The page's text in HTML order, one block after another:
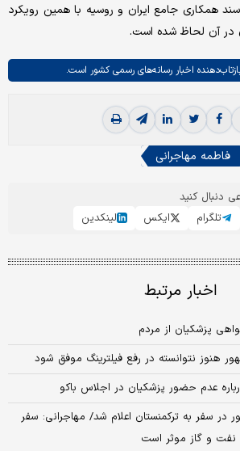
همکاری جامع ایران و روسیه با همین رویکرد
در آن لحاظ شده است.
اخبار رسانه‌های رسمی کشور است.
فاطمه مهاجرانی
دنبال کنید
تلگرام ایکس لینکدین
اخبار مرتبط
پزشکیان از مردم
هنوز نتوانسته در رفع فیلترینگ موفق شود
عدم حضور پزشکیان در اجلاس باکو
در سفر به ترکمنستان اعلام شد/ مهاجرانی: سفر
نفت و گاز موثر است